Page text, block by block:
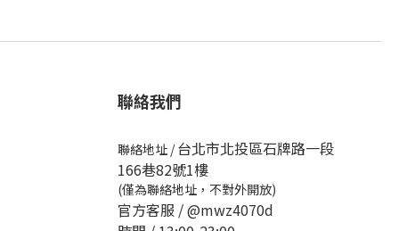
聯絡我們
聯絡地址 /台北市北投區石牌路一段
166巷82號1樓
(僅為聯絡地址，不對外開放)
官方客服 /@mwz4070d